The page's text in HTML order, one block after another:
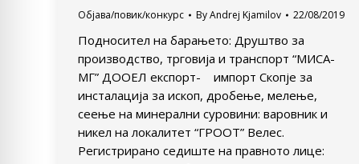
Објава/повик/конкурс ByAndrej Kjamilov 22/08/2019
Подносител на барањето: Друштво за
производство, трговија и транспорт “МИСА-
МГ” ДООЕЛ експорт- импорт Скопје за
инсталација за ископ, дробење, мелење,
сеење на минерални суровини: варовник и
никел на локалитет “ГРООТ” Велес.
Регистрирано седиште на правното лице: